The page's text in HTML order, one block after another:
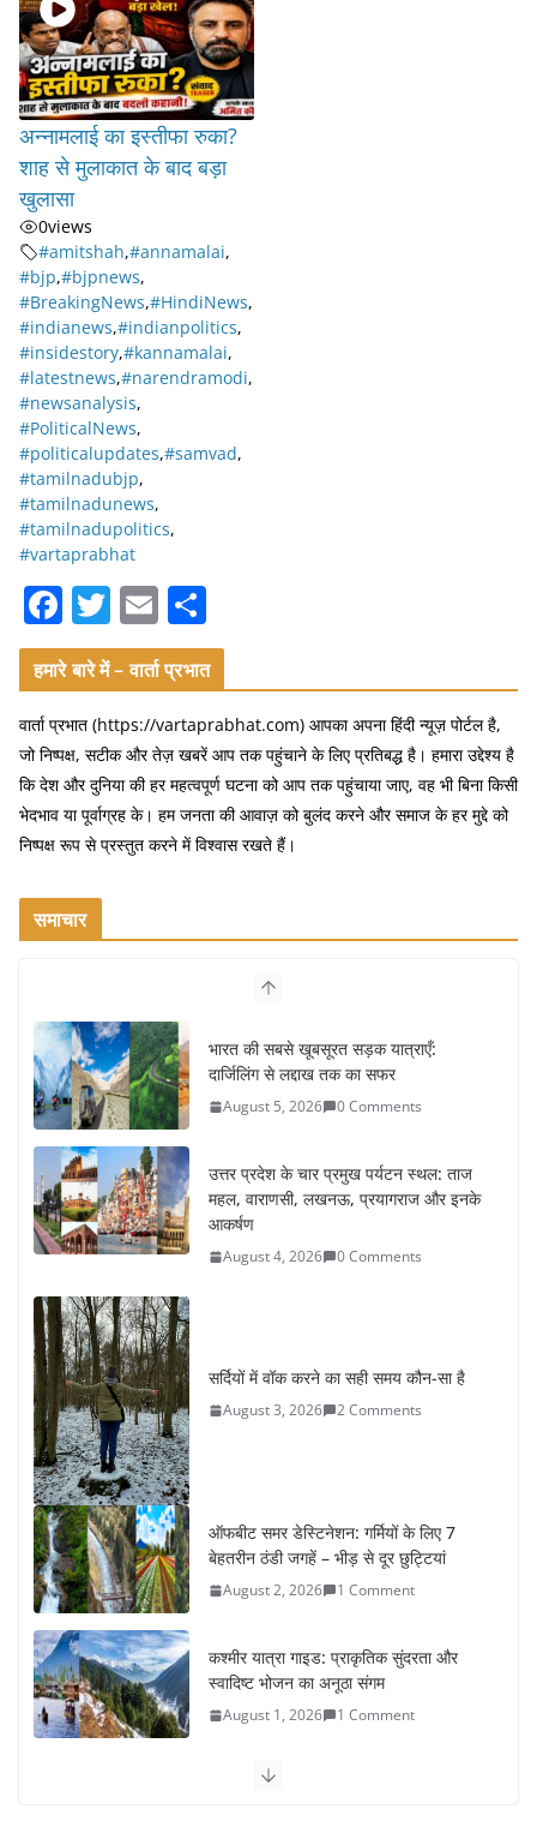
अन्नामलाई का इस्तीफा रुका?
शाह से मुलाकात के बाद बड़ा
खुलासा
0views
#amitshah,#annamalai,
#bjp,#bjpnews,
#BreakingNews,#HindiNews,
#indianews,#indianpolitics,
#insidestory,#kannamalai,
#latestnews,#narendramodi,
#newsanalysis,
#PoliticalNews,
#politicalupdates,#samvad,
#tamilnadubjp,
#tamilnadunews,
#tamilnadupolitics,
#vartaprabhat
F
a
c
e
b
o
o
T
w
itt
er
E
m
ai
l
h
ar
e
हमारे बारे में – वार्ता प्रभात
वार्ता प्रभात (https://vartaprabhat.com) आपका अपना हिंदी न्यूज़ पोर्टल है,
जो निष्पक्ष, सटीक और तेज़ खबरें आप तक पहुंचाने के लिए प्रतिबद्ध है। हमारा उद्देश्य है
कि देश और दुनिया की हर महत्वपूर्ण घटना को आप तक पहुंचाया जाए, वह भी बिना किसी
भेदभाव या पूर्वाग्रह के। हम जनता की आवाज़ को बुलंद करने और समाज के हर मुद्दे को
निष्पक्ष रूप से प्रस्तुत करने में विश्वास रखते हैं।
समाचार
भारत की सबसे खूबसूरत सड़क यात्राएँ:
दार्जिलिंग से लद्दाख तक का सफर
August 5, 2026 0 Comments
उत्तर प्रदेश के चार प्रमुख पर्यटन स्थल: ताज
महल, वाराणसी, लखनऊ, प्रयागराज और इनके
आकर्षण
August 4, 2026 0 Comments
सर्दियों में वॉक करने का सही समय कौन-सा है
August 3, 2026 2 Comments
ऑफबीट समर डेस्टिनेशन: गर्मियों के लिए 7
बेहतरीन ठंडी जगहें – भीड़ से दूर छुट्टियां
August 2, 2026 1 Comment
कश्मीर यात्रा गाइड: प्राकृतिक सुंदरता और
स्वादिष्ट भोजन का अनूठा संगम
August 1, 2026 1 Comment
वजन घटाने के लिए 8 बेहतरीन वॉकिंग